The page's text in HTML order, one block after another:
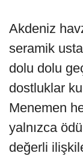
Akdeniz
seramik
dolu dolu
dostluklar
Menemen
yalnızca
değerli